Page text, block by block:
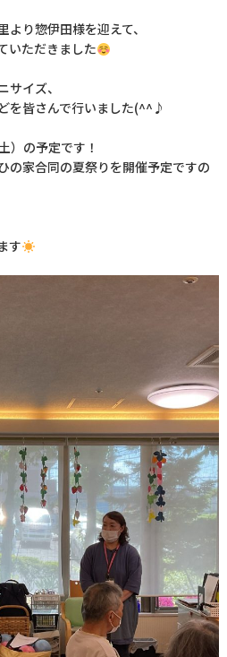
り惣伊田様を迎えて、
いただきました
イズ、
を皆さんで行いました(^^♪
）の予定です！
の家合同の夏祭りを開催予定ですの
す